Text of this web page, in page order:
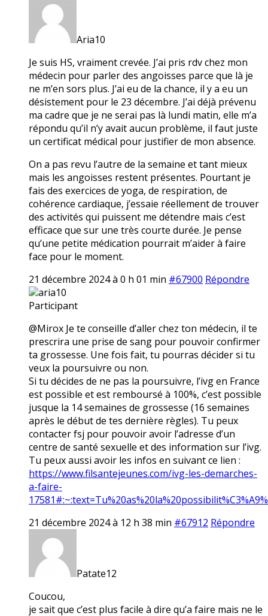
Aria10
Je suis HS, vraiment crevée. J’ai pris rdv chez mon
médecin pour parler des angoisses parce que là je
ne m’en sors plus. J’ai eu de la chance, il y a eu un
désistement pour le 23 décembre. J’ai déjà prévenu
ma cadre que je ne serai pas là lundi matin, elle m’a
répondu qu’il n’y avait aucun problème, il faut juste
un certificat médical pour justifier de mon absence.
On a pas revu l’autre de la semaine et tant mieux
mais les angoisses restent présentes. Pourtant je
fais des exercices de yoga, de respiration, de
cohérence cardiaque, j’essaie réellement de trouver
des activités qui puissent me détendre mais c’est
efficace que sur une très courte durée. Je pense
qu’une petite médication pourrait m’aider à faire
face pour le moment.
21 décembre 2024 à 0 h 01 min #67900 Répondre
aria10
Participant
@Mirox Je te conseille d’aller chez ton médecin, il te
prescrira une prise de sang pour pouvoir confirmer
ta grossesse. Une fois fait, tu pourras décider si tu
veux la poursuivre ou non.
Si tu décides de ne pas la poursuivre, l’ivg en France
est possible et est remboursé à 100%, c’est possible
jusque la 14 semaines de grossesse (16 semaines
après le début de tes dernière règles). Tu peux
contacter fsj pour pouvoir avoir l’adresse d’un
centre de santé sexuelle et des information sur l’ivg.
Tu peux aussi avoir les infos en suivant ce lien :
https://www.filsantejeunes.com/ivg-les-demarches-
a-faire-
21 décembre 2024 à 12 h 38 min #67912 Répondre
Patate12
Coucou,
je sait que c’est plus facile à dire qu’a faire mais ne le